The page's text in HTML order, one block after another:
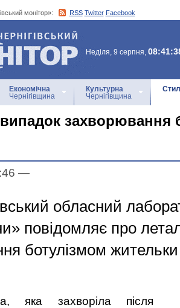
монітор»: RSS Twitter Facebook
монітор»
Неділя, 9 серпня,
Економічна
Чернігівщина
Культурна
Чернігівщина
захворювання
—
обласний
повідомляє про
ботулізмом
яка захворіла після